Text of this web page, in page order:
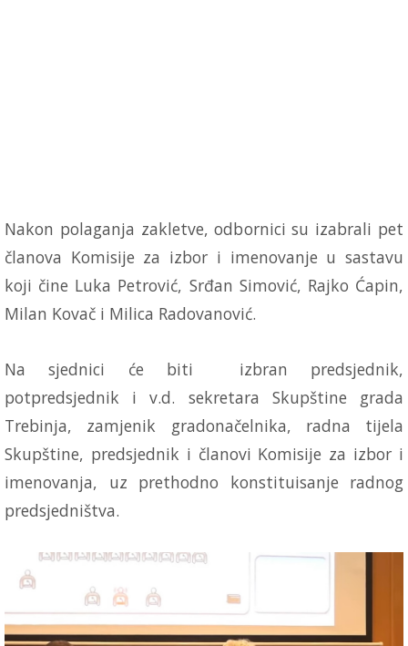
Nakon polaganja zakletve, odbornici su izabrali pet
članova Komisije za izbor i imenovanje u sastavu
koji čine Luka Petrović, Srđan Simović, Rajko Ćapin,
Milan Kovač i Milica Radovanović.
Na sjednici će biti izbran predsjednik,
potpredsjednik i v.d. sekretara Skupštine grada
Trebinja, zamjenik gradonačelnika, radna tijela
Skupštine, predsjednik i članovi Komisije za izbor i
imenovanja, uz prethodno konstituisanje radnog
predsjedništva.